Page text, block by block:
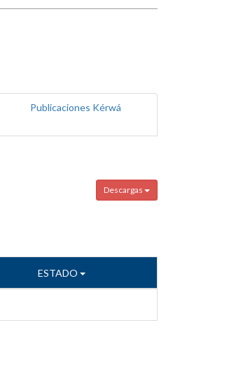
Publicaciones Kérwá
Descargas
ESTADO